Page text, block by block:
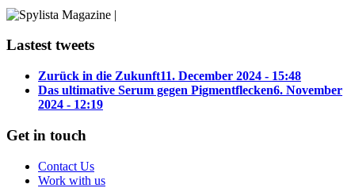
Lastest tweets
Zurück in die Zukunft11. December 2024 - 15:48
Das ultimative Serum gegen Pigmentflecken6. November
2024 - 12:19
Get in touch
Contact Us
Work with us